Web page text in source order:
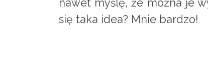
nawet myślę, że można je
się taka idea? Mnie bardzo!